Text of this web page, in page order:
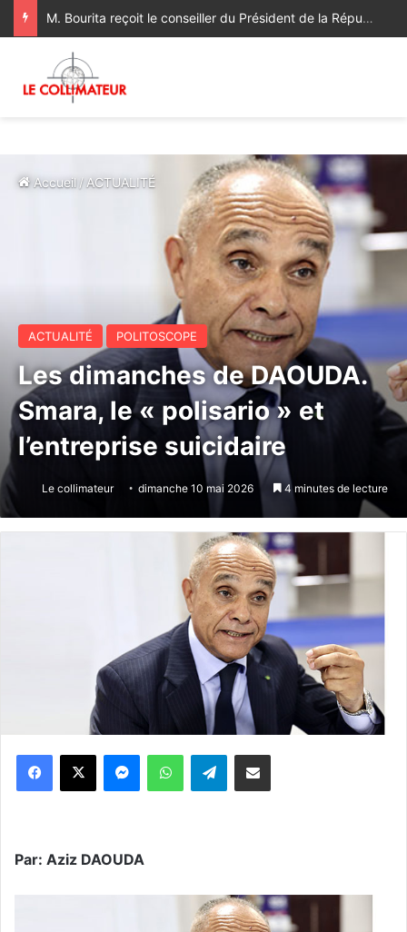
Sa Majesté le Roi reçoit le Wali de Bank Al-Maghrib
Accueil / ACTUALITÉ
ACTUALITÉ POLITOSCOPE
Les dimanches de DAOUDA.
Smara, le « polisario » et
l’entreprise suicidaire
Le collimateur dimanche 10 mai 2026 4 minutes de lecture
WhatsApp Telegram
Par: Aziz DAOUDA